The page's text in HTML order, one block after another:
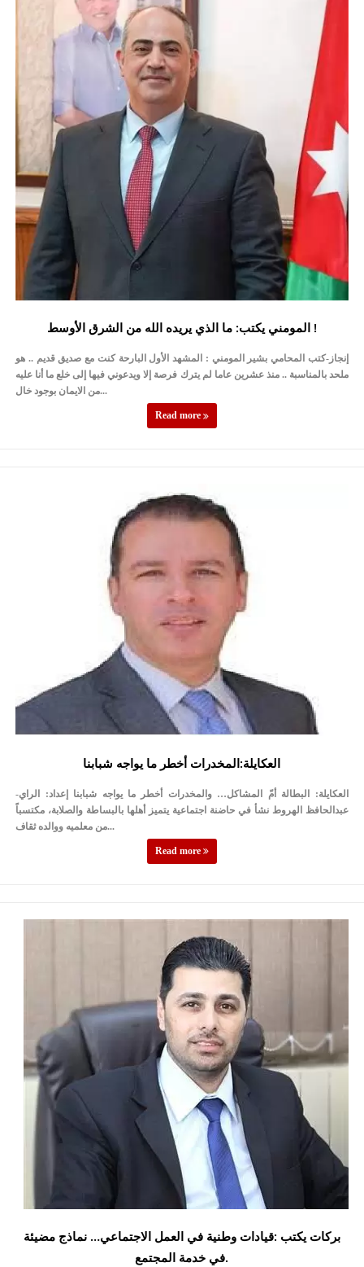
المومني يكتب: ما الذي يريده الله من الشرق الأوسط !
إنجاز-كتب المحامي بشير المومني : المشهد الأول البارحة كنت مع صديق قديم .. هو
ملحد بالمناسبة .. منذ عشرين عاما لم يترك فرصة إلا ويدعوني فيها إلى خلع ما أنا عليه
من الايمان بوجود خال...
Read more
العكايلة:المخدرات أخطر ما يواجه شبابنا
العكايلة: البطالة أمّ المشاكل… والمخدرات أخطر ما يواجه شبابنا إعداد: الراي-
عبدالحافظ الهروط نشأ في حاضنة اجتماعية يتميز أهلها بالبساطة والصلابة، مكتسباً
من معلميه ووالده ثقاف...
Read more
بركات يكتب :قيادات وطنية في العمل الاجتماعي… نماذج مضيئة
في خدمة المجتمع.